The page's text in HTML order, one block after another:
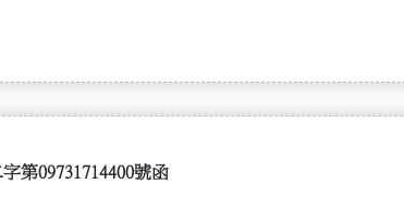
第09731714400號函